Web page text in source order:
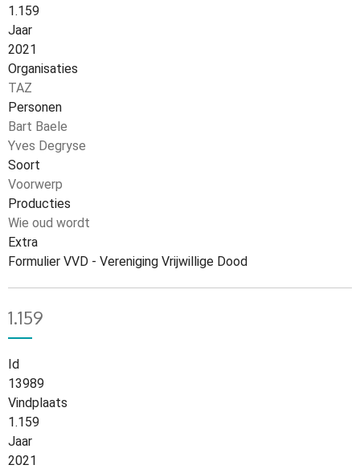
1.159
Jaar
2021
Organisaties
TAZ
Personen
Bart Baele
Yves Degryse
Soort
Voorwerp
Producties
Wie oud wordt
Extra
Formulier VVD - Vereniging Vrijwillige Dood
1.159
Id
13989
Vindplaats
1.159
Jaar
2021